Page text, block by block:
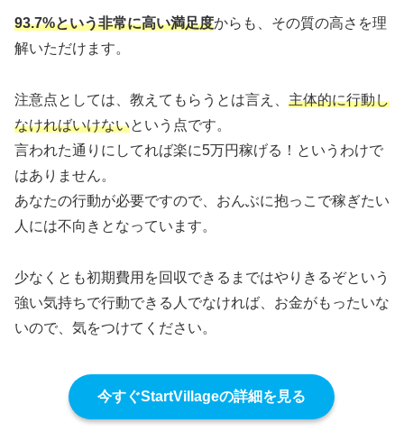
93.7%という非常に高い満足度からも、その質の高さを理
解いただけます。
注意点としては、教えてもらうとは言え、 主体的に行動し
なければいけないという点です。
言われた通りにしてれば楽に5万円稼げる！というわけで
はありません。
あなたの行動が必要ですので、おんぶに抱っこで稼ぎたい
人には不向きとなっています。
少なくとも初期費用を回収できるまではやりきるぞという
強い気持ちで行動できる人でなければ、お金がもったいな
いので、気をつけてください。
今すぐStartVillageの詳細を見る